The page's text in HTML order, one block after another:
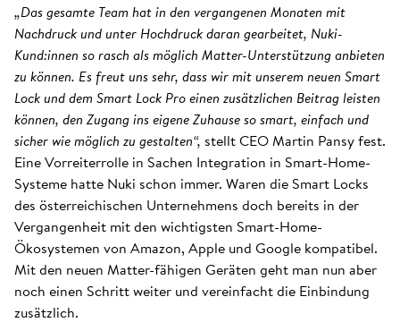
„Das gesamte Team hat in den vergangenen Monaten mit
Nachdruck und unter Hochdruck daran gearbeitet, Nuki-
Kund:innen so rasch als möglich Matter-Unterstützung anbieten
zu können. Es freut uns sehr, dass wir mit unserem neuen Smart
Lock und dem Smart Lock Pro einen zusätzlichen Beitrag leisten
können, den Zugang ins eigene Zuhause so smart, einfach und
sicher wie möglich zu gestalten“, stellt CEO Martin Pansy fest.
Eine Vorreiterrolle in Sachen Integration in Smart-Home-
Systeme hatte Nuki schon immer. Waren die Smart Locks
des österreichischen Unternehmens doch bereits in der
Vergangenheit mit den wichtigsten Smart-Home-
Ökosystemen von Amazon, Apple und Google kompatibel.
Mit den neuen Matter-fähigen Geräten geht man nun aber
noch einen Schritt weiter und vereinfacht die Einbindung
zusätzlich.